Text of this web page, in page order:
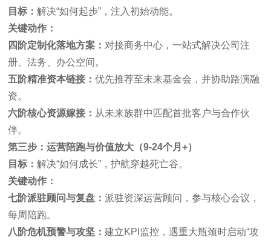
目标：解决“如何起步”，注入初始动能。
关键动作：
四阶定制化落地方案： 对接商务中心，一站式解决公司注
册、法务、办公空间。
五阶精准资本链接：优先推荐至未来基金会，并协助路演融
资。
六阶核心资源嫁接： 从未来族群中匹配首批客户与合作伙
伴。
第三步：运营陪跑与价值放大（9-24个月+）
目标：解决“如何成长”，护航穿越死亡谷。
关键动作：
七阶派驻顾问与复盘：派驻资深运营顾问，参与核心会议，
每周陪跑。
八阶危机预警与攻坚：建立KPI监控，遇重大瓶颈时启动“攻